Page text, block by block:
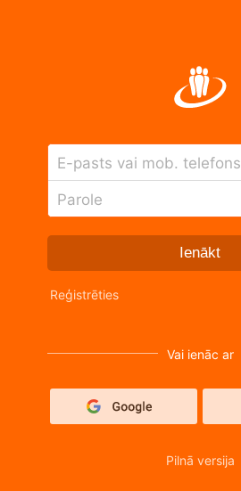
E-pasts vai mob. telefons
Parole
Ienākt
Reģistrēties
Vai ienāc ar
Pilnā versija